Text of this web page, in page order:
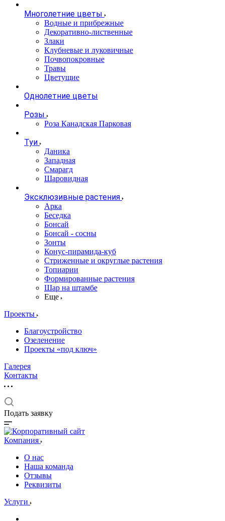
Многолетние цветы
Водные и прибрежные
Декоративно-лиственные
Злаки
Клубневые и луковичные
Почвопокровные
Травы
Цветущие
Однолетние цветы
Розы
Роза Канадская Парковая
Туи
Даника
Западная
Смарагд
Шаровидная
Эксклюзивные растения
Арка
Беседка
Бонсай
Бонсай - сосны
Зонты
Конус-пирамида-куб
Стриженные и округлые растения
Топиарии
Формированные растения
Шар на штамбе
Еще
Проекты
Благоустройство
Озеленение
Проекты «под ключ»
Галерея
Контакты
Подать заявку
Компания
О нас
Наша команда
Отзывы
Реквизиты
Услуги